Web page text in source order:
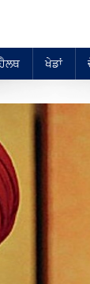
ਖੇਡਾਂ